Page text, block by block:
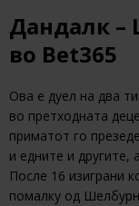
Дандалк –
во Bet365
Ова е дуел на два
во претходната
приматот го
и едните и другите,
После 16 изиграни
помалку од